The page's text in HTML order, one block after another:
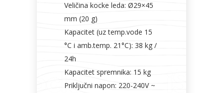
Veličina kocke leda: Ø29×45
mm (20 g)
Kapacitet (uz temp.vode 15
°C i amb.temp. 21°C): 38 kg /
24h
Kapacitet spremnika: 15 kg
Priključni napon: 220-240V ~